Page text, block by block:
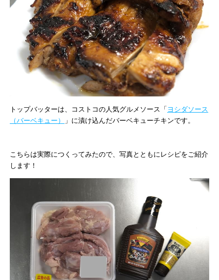
トップバッターは、コストコの人気グルメソース「 ヨシダソース
（バーベキュー）
」に漬け込んだバーベキューチキンです。
こちらは実際につくってみたので、写真とともにレシピをご紹介
します！